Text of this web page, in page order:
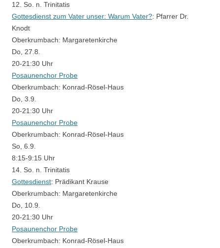
12. So. n. Trinitatis
Gottesdienst zum Vater unser: Warum Vater?: Pfarrer Dr.
Knodt
Oberkrumbach: Margaretenkirche
Do, 27.8.
20-21:30 Uhr
Posaunenchor Probe
Oberkrumbach: Konrad-Rösel-Haus
Do, 3.9.
20-21:30 Uhr
Posaunenchor Probe
Oberkrumbach: Konrad-Rösel-Haus
So, 6.9.
8:15-9:15 Uhr
14. So. n. Trinitatis
Gottesdienst: Prädikant Krause
Oberkrumbach: Margaretenkirche
Do, 10.9.
20-21:30 Uhr
Posaunenchor Probe
Oberkrumbach: Konrad-Rösel-Haus